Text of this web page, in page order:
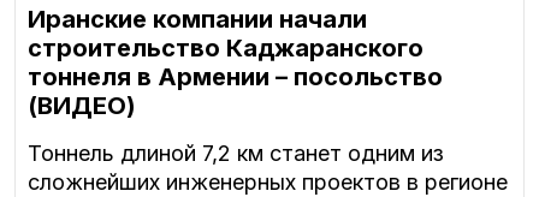
Иранские компании начали
строительство Каджаранского
тоннеля в Армении – посольство
(ВИДЕО)
Тоннель длиной 7,2 км станет одним из
сложнейших инженерных проектов в регионе